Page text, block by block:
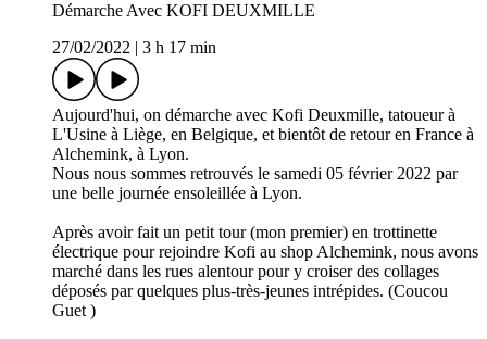
Démarche Avec KOFI DEUXMILLE
27/02/2022
3 h 17 min
Aujourd'hui, on démarche avec Kofi Deuxmille, tatoueur à
L'Usine à Liège, en Belgique, et bientôt de retour en France à
Alchemink, à Lyon.
Nous nous sommes retrouvés le samedi 05 février 2022 par
une belle journée ensoleillée à Lyon.
Après avoir fait un petit tour (mon premier) en trottinette
électrique pour rejoindre Kofi au shop Alchemink, nous avons
marché dans les rues alentour pour y croiser des collages
déposés par quelques plus-très-jeunes intrépides. (Coucou
Guet )